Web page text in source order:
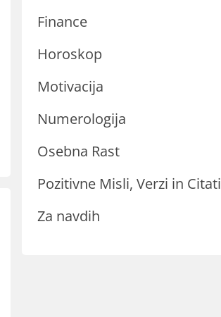
Finance
Horoskop
Motivacija
Numerologija
Osebna Rast
Pozitivne Misli, Verzi in Citati
Za navdih